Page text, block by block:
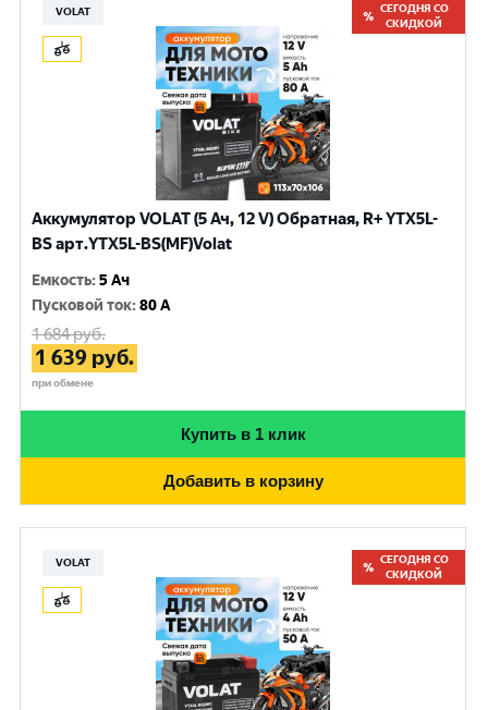
VOLAT
СЕГОДНЯ СО
СКИДКОЙ
Аккумулятор VOLAT (5 Ач, 12 V) Обратная, R+ YTX5L-
BS арт.YTX5L-BS(MF)Volat
Емкость:5 Ач
Пусковой ток:80 A
1 684руб.
1 639 руб.
при обмене
Купить в 1 клик
Добавить в корзину
VOLAT
СЕГОДНЯ СО
СКИДКОЙ